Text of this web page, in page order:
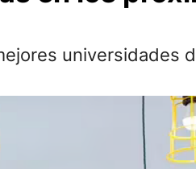
universidades